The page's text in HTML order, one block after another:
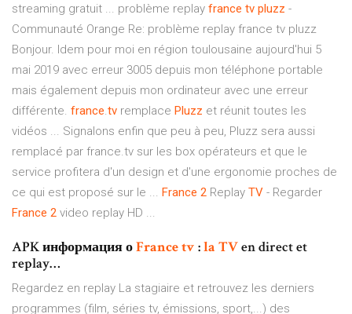
streaming gratuit ... problème replay france tv pluzz -
Communauté Orange Re: problème replay france tv pluzz
Bonjour. Idem pour moi en région toulousaine aujourd'hui 5
mai 2019 avec erreur 3005 depuis mon téléphone portable
mais également depuis mon ordinateur avec une erreur
différente. france.tv remplace Pluzz et réunit toutes les
vidéos ... Signalons enfin que peu à peu, Pluzz sera aussi
remplacé par france.tv sur les box opérateurs et que le
service profitera d'un design et d'une ergonomie proches de
ce qui est proposé sur le ... France 2 Replay TV - Regarder
France 2 video replay HD ...
APK информация оFrancetv :la TVen direct et
replay…
Regardez en replay La stagiaire et retrouvez les derniers
programmes (film, séries tv, émissions, sport,...) des